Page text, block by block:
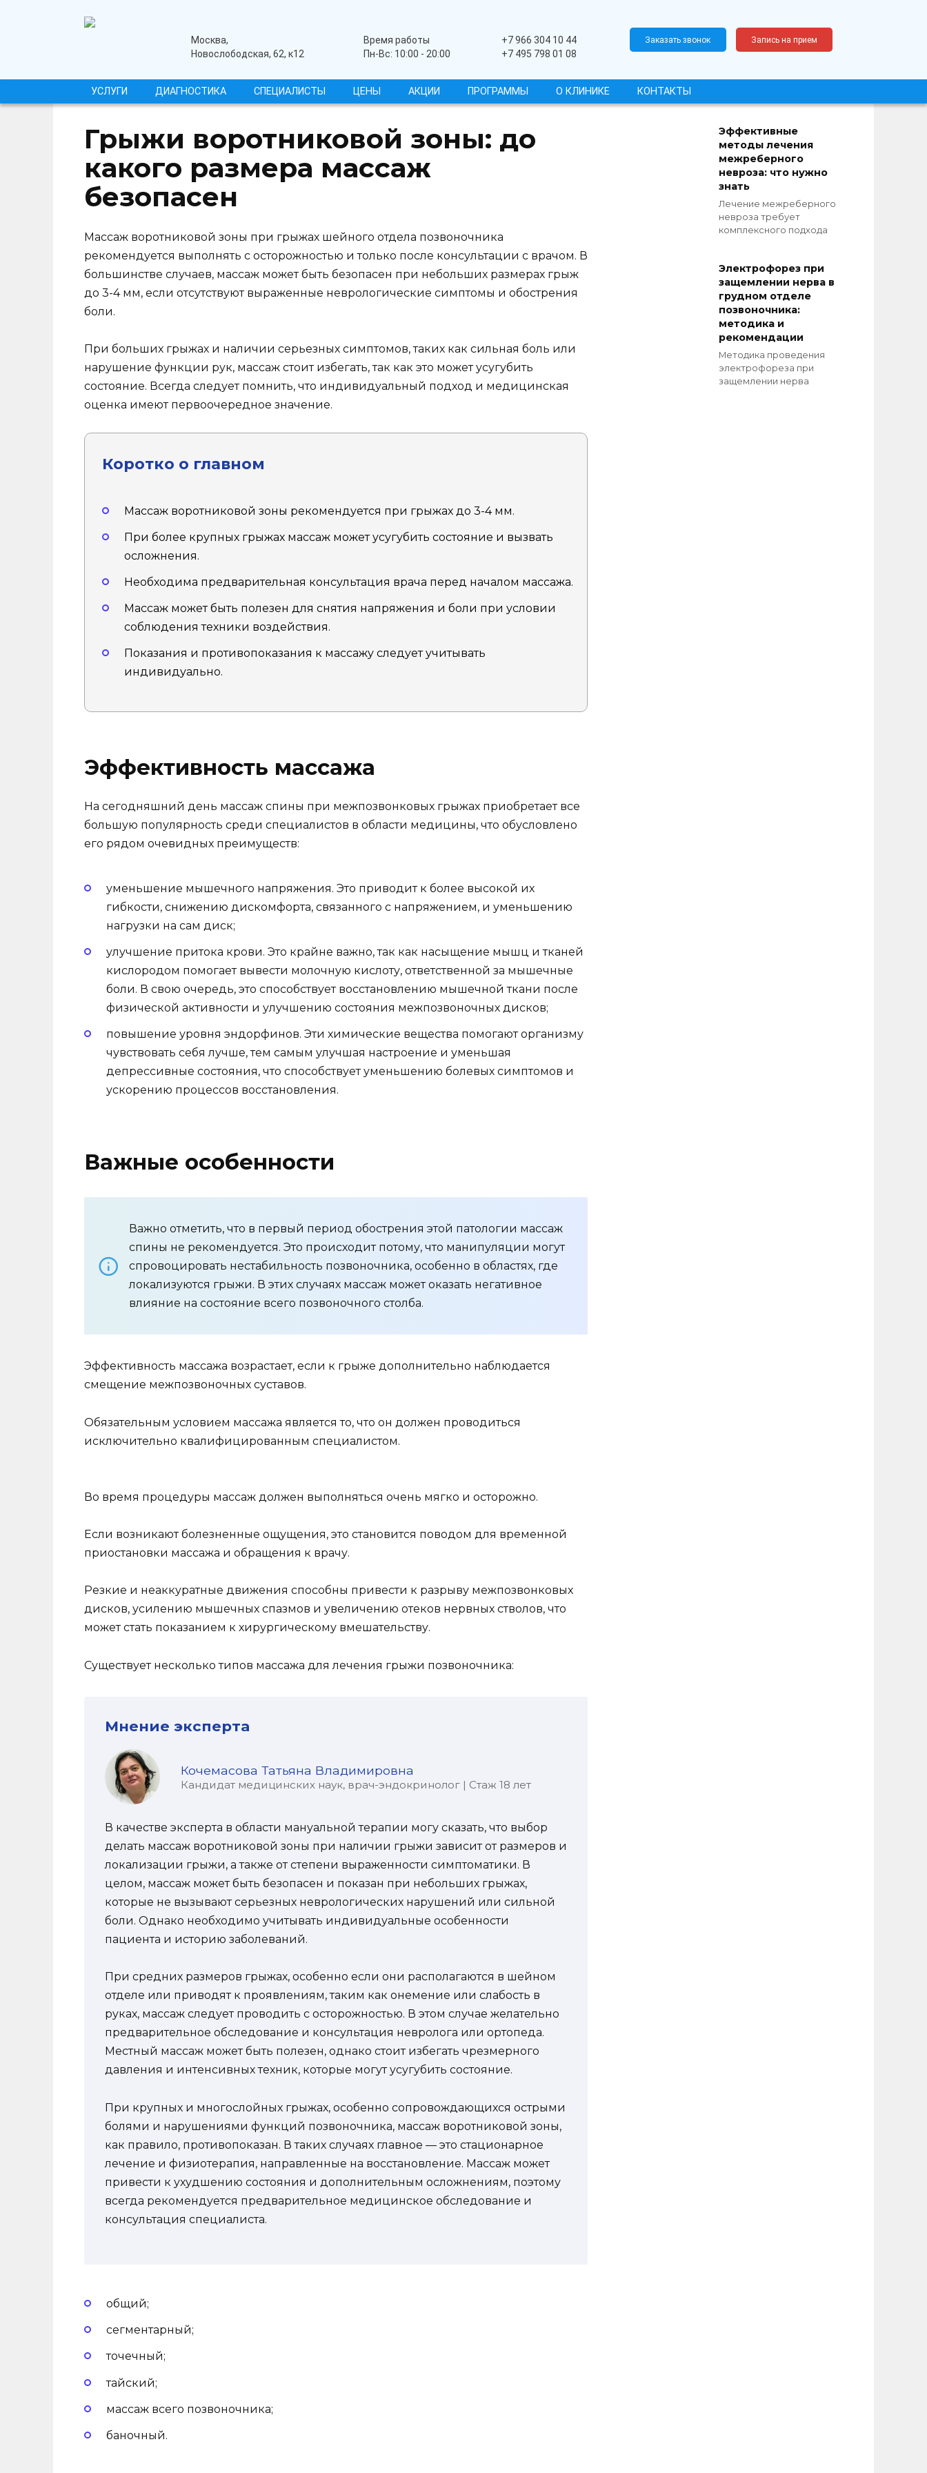
медицинский центрМосква,
Новослободская, 62, к12
Время работы
Пн-Вс: 10:00 - 20:00
+7 966 304 10 44
+7 495 798 01 08
Заказать звонок Запись на прием
УСЛУГИ ДИАГНОСТИКА СПЕЦИАЛИСТЫ ЦЕНЫ АКЦИИ ПРОГРАММЫ О КЛИНИКЕ КОНТАКТЫ
Грыжи воротниковой зоны: до
какого размера массаж
безопасен
Массаж воротниковой зоны при грыжах шейного отдела позвоночника
рекомендуется выполнять с осторожностью и только после консультации с врачом. В
большинстве случаев, массаж может быть безопасен при небольших размерах грыж
до 3-4 мм, если отсутствуют выраженные неврологические симптомы и обострения
боли.
При больших грыжах и наличии серьезных симптомов, таких как сильная боль или
нарушение функции рук, массаж стоит избегать, так как это может усугубить
состояние. Всегда следует помнить, что индивидуальный подход и медицинская
оценка имеют первоочередное значение.
Коротко о главном
Массаж воротниковой зоны рекомендуется при грыжах до 3-4 мм.
При более крупных грыжах массаж может усугубить состояние и вызвать
осложнения.
Необходима предварительная консультация врача перед началом массажа.
Массаж может быть полезен для снятия напряжения и боли при условии
соблюдения техники воздействия.
Показания и противопоказания к массажу следует учитывать
индивидуально.
Эффективность массажа
На сегодняшний день массаж спины при межпозвонковых грыжах приобретает все
большую популярность среди специалистов в области медицины, что обусловлено
его рядом очевидных преимуществ:
уменьшение мышечного напряжения. Это приводит к более высокой их
гибкости, снижению дискомфорта, связанного с напряжением, и уменьшению
нагрузки на сам диск;
улучшение притока крови. Это крайне важно, так как насыщение мышц и тканей
кислородом помогает вывести молочную кислоту, ответственной за мышечные
боли. В свою очередь, это способствует восстановлению мышечной ткани после
физической активности и улучшению состояния межпозвоночных дисков;
повышение уровня эндорфинов. Эти химические вещества помогают организму
чувствовать себя лучше, тем самым улучшая настроение и уменьшая
депрессивные состояния, что способствует уменьшению болевых симптомов и
ускорению процессов восстановления.
Важные особенности
Важно отметить, что в первый период обострения этой патологии массаж
спины не рекомендуется. Это происходит потому, что манипуляции могут
спровоцировать нестабильность позвоночника, особенно в областях, где
локализуются грыжи. В этих случаях массаж может оказать негативное
влияние на состояние всего позвоночного столба.
Эффективность массажа возрастает, если к грыже дополнительно наблюдается
смещение межпозвоночных суставов.
Обязательным условием массажа является то, что он должен проводиться
исключительно квалифицированным специалистом.
Во время процедуры массаж должен выполняться очень мягко и осторожно.
Если возникают болезненные ощущения, это становится поводом для временной
приостановки массажа и обращения к врачу.
Резкие и неаккуратные движения способны привести к разрыву межпозвонковых
дисков, усилению мышечных спазмов и увеличению отеков нервных стволов, что
может стать показанием к хирургическому вмешательству.
Существует несколько типов массажа для лечения грыжи позвоночника:
Мнение эксперта
Кочемасова Татьяна Владимировна
Кандидат медицинских наук, врач-эндокринолог | Стаж 18 лет
В качестве эксперта в области мануальной терапии могу сказать, что выбор
делать массаж воротниковой зоны при наличии грыжи зависит от размеров и
локализации грыжи, а также от степени выраженности симптоматики. В
целом, массаж может быть безопасен и показан при небольших грыжах,
которые не вызывают серьезных неврологических нарушений или сильной
боли. Однако необходимо учитывать индивидуальные особенности
пациента и историю заболеваний.
При средних размеров грыжах, особенно если они располагаются в шейном
отделе или приводят к проявлениям, таким как онемение или слабость в
руках, массаж следует проводить с осторожностью. В этом случае желательно
предварительное обследование и консультация невролога или ортопеда.
Местный массаж может быть полезен, однако стоит избегать чрезмерного
давления и интенсивных техник, которые могут усугубить состояние.
При крупных и многослойных грыжах, особенно сопровождающихся острыми
болями и нарушениями функций позвоночника, массаж воротниковой зоны,
как правило, противопоказан. В таких случаях главное — это стационарное
лечение и физиотерапия, направленные на восстановление. Массаж может
привести к ухудшению состояния и дополнительным осложнениям, поэтому
всегда рекомендуется предварительное медицинское обследование и
консультация специалиста.
общий;
сегментарный;
точечный;
тайский;
массаж всего позвоночника;
баночный.
Эффективные
методы лечения
межреберного
невроза: что нужно
знать
Лечение межреберного
невроза требует
комплексного подхода
Электрофорез при
защемлении нерва в
грудном отделе
позвоночника:
методика и
рекомендации
Методика проведения
электрофореза при
защемлении нерва